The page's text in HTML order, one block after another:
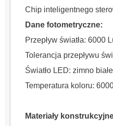
Chip inteligentnego
Dane fotometryczne:
Przepływ światła: 6000
Tolerancja przepływu
Światło LED: zimno białe
Temperatura koloru:
Materiały